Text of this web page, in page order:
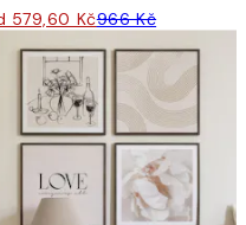
579,60 Kč966 Kč